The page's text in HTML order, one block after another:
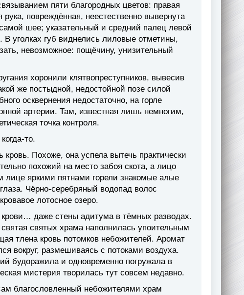
пяти благородных цветов: правая
рука, повреждённая, неестественно вывернута
шее; указательный и средний палец левой
уголках губ виднелись лиловые отметины,
невозможное: пощёчину, унизительный
хоронили клятвопреступников, вывесив
же постыдной, недостойной позе силой
осквернения недостаточно, на горле
артерии. Там, известная лишь немногим,
точка контроля.
то.
кровь. Похоже, она успела вытечь практически
похожий на место забоя скота, а лицо
яркими пятнами горели знакомые алые
Чёрно-серебряный водопад волос
лотосное озеро.
даже стены адитума в тёмных разводах.
святых храма наполнилась упоительным
тлена кровь потомков небожителей. Аромат
вокруг, размешиваясь с потоками воздуха.
будоражила и одновременно погружала в
мистерия творилась тут совсем недавно.
благословленный небожителями храм